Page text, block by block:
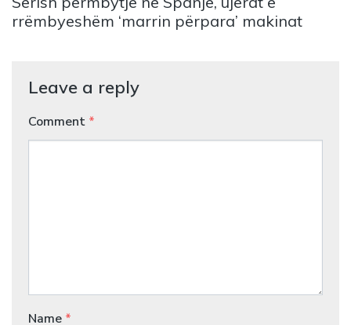
rrëmbyeshëm ‘marrin përpara’ makinat
Leave a reply
Comment *
Name *